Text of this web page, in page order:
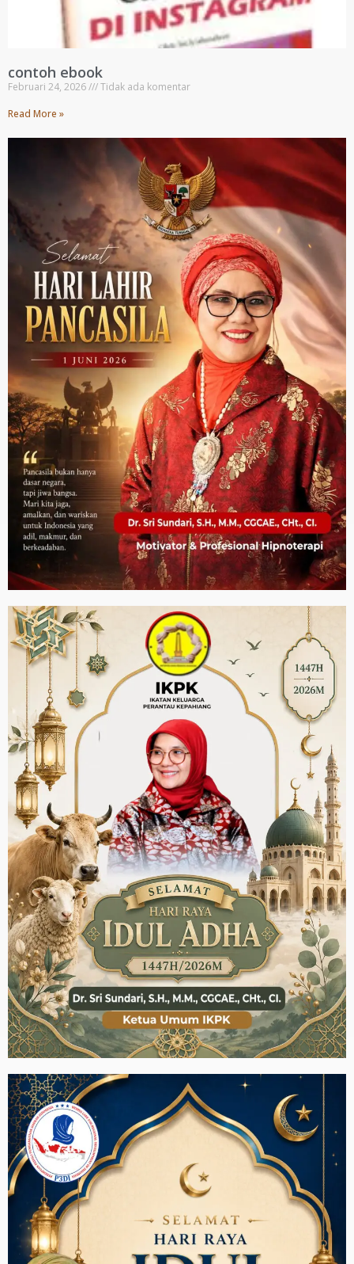
contoh ebook
Februari 24, 2026
Tidak ada komentar
Read More »